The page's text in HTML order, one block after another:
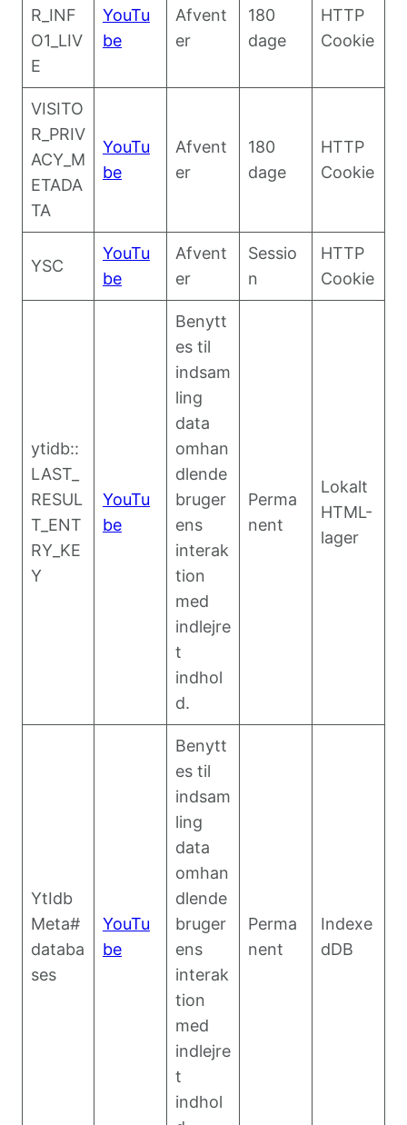
R_INF
O1_LIV
E
YouTu
be
Afvent
er
180
dage
HTTP
Cookie
VISITO
R_PRIV
ACY_M
ETADA
TA
YouTu
be
Afvent
er
180
dage
HTTP
Cookie
YSC
YouTu
be
Afvent
er
Sessio
n
HTTP
Cookie
ytidb::
LAST_
RESUL
T_ENT
RY_KE
Y
YouTu
be
Benytt
es til
indsam
ling
data
omhan
dlende
bruger
ens
interak
tion
med
indlejre
t
indhol
d.
Perma
nent
Lokalt
HTML-
lager
YtIdb
Meta#
databa
ses
YouTu
be
Benytt
es til
indsam
ling
data
omhan
dlende
bruger
ens
interak
tion
med
indlejre
t
indhol
Perma
nent
Indexe
dDB